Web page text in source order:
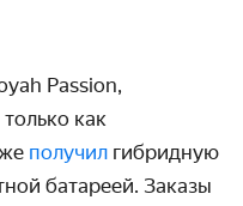
Passion,
как
получил гибридную
батареей. Заказы